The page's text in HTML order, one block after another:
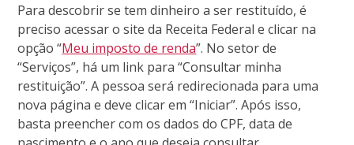
Para descobrir se tem dinheiro a ser restituído, é
preciso acessar o site da Receita Federal e clicar na
opção “Meu imposto de renda”. No setor de
“Serviços”, há um link para “Consultar minha
restituição”. A pessoa será redirecionada para uma
nova página e deve clicar em “Iniciar”. Após isso,
basta preencher com os dados do CPF, data de